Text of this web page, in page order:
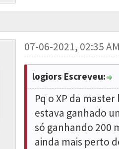
07-06-2021, 02:35
logiors Escreveu:
Pq o XP da
estava ganhado
só ganhando 200
ainda mais perto